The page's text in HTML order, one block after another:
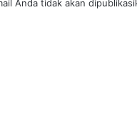
Anda tidak akan